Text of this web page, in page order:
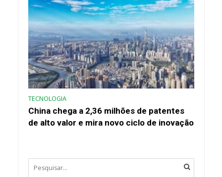
TECNOLOGIA
China chega a 2,36 milhões de patentes
de alto valor e mira novo ciclo de inovação